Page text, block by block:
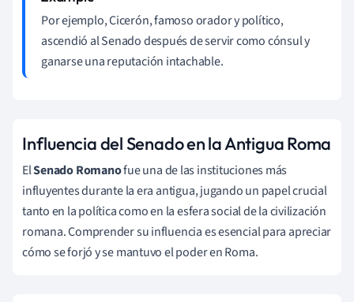
Por ejemplo, Cicerón, famoso orador y político,
ascendió al Senado después de servir como cónsul y
ganarse una reputación intachable.
Influencia del Senado en la Antigua Roma
ElSenado Romanofue una de las instituciones más
influyentes durante la era antigua, jugando un papel crucial
tanto en la política como en la esfera social de la civilización
romana. Comprender su influencia es esencial para apreciar
cómo se forjó y se mantuvo el poder en Roma.